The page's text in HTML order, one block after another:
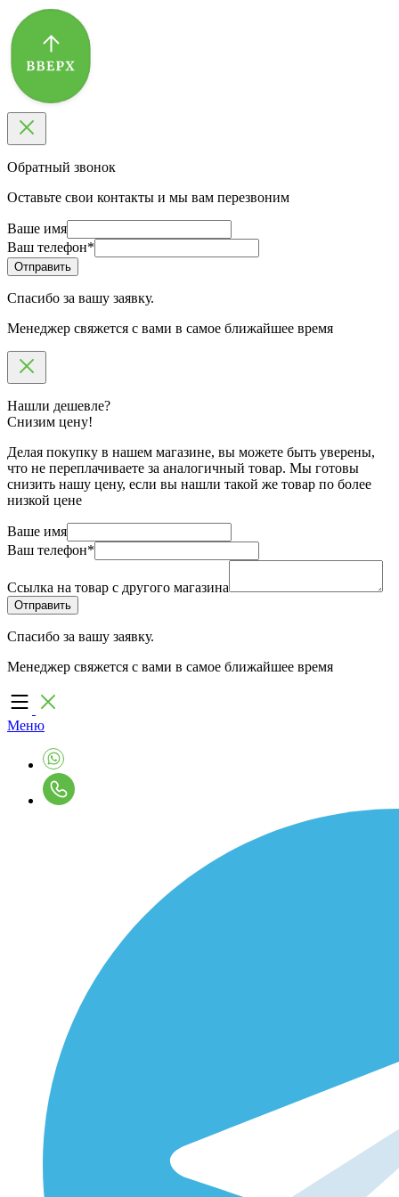
Обратный звонок
Оставьте свои контакты и мы вам перезвоним
Ваше имя
Ваш телефон*
Спасибо за вашу заявку.
Менеджер свяжется с вами в самое ближайшее время
Нашли дешевле?
Снизим цену!
Делая покупку в нашем магазине, вы можете быть уверены,
что не переплачиваете за аналогичный товар. Мы готовы
снизить нашу цену, если вы нашли такой же товар по более
низкой цене
Ваше имя
Ваш телефон*
Ссылка на товар с другого магазина
Спасибо за вашу заявку.
Менеджер свяжется с вами в самое ближайшее время
Меню